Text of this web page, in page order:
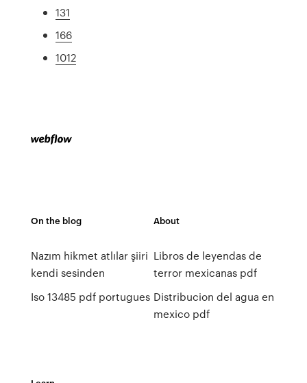
131
166
1012
On the blog
Nazım hikmet atlılar şiiri
kendi sesinden
Iso 13485 pdf portugues
About
Libros de leyendas de
terror mexicanas pdf
Distribucion del agua en
mexico pdf